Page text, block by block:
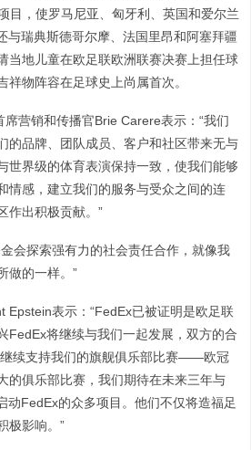
目，使罗马尼亚、匈牙利、英国和爱尔兰
与瑞典斯德哥尔摩、法国里昂和阿塞拜疆
当地儿童在欧足联欧洲联赛决赛上担任球
祥物阵容在足球史上尚属首次。
营销和传播官Brie Carere表示：“我们
的品牌、团队成员、客户和社区带来无与
世界级的体育表演保持一致，使我们能够
情感，建立我们的服务与受众之间的连
作出积极贡献。”
会探索强有力的社会责任合作，就像我
做的一样。”
Epstein表示：“FedEx已被证明是欧足联
FedEx将继续与我们一起发展，双方的合
续支持我们的旗舰俱乐部比赛——欧冠
的俱乐部比赛，我们期待在未来三年与
动FedEx的众多项目。他们不仅将造福足
极影响。”